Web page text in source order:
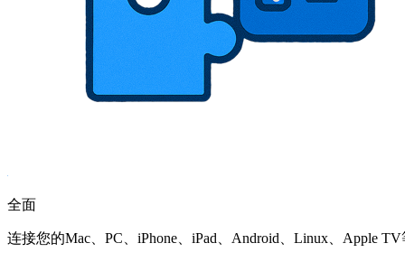
全面
连接您的Mac、PC、iPhone、iPad、Android、Linux、Apple